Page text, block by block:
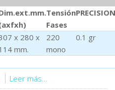
Tensión
Fases
PRECISION
x 280 x
mm.
220
mono
0.1 gr
Leer más...